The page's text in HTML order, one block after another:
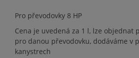
Pro převodovky 8 HP
Cena je uvedená za 1 l, lze objednat
pro danou převodovku, dodáváme v
kanystrech